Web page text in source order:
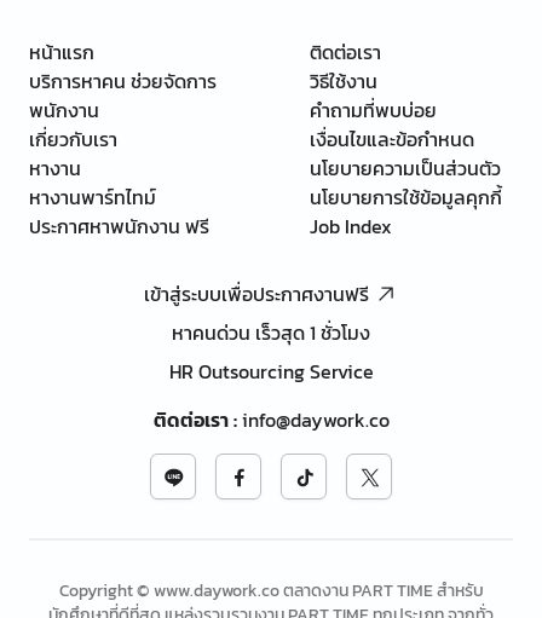
หน้าแรก
บริการหาคน ช่วยจัดการ
พนักงาน
เกี่ยวกับเรา
หางาน
หางานพาร์ทไทม์
ประกาศหาพนักงาน ฟรี
ติดต่อเรา
วิธีใช้งาน
คำถามที่พบบ่อย
เงื่อนไขและข้อกำหนด
นโยบายความเป็นส่วนตัว
นโยบายการใช้ข้อมูลคุกกี้
Job Index
เข้าสู่ระบบเพื่อประกาศงานฟรี
หาคนด่วน เร็วสุด 1 ชั่วโมง
HR Outsourcing Service
ติดต่อเรา:info@daywork.co
Copyright © www.daywork.co ตลาดงาน PART TIME สำหรับ